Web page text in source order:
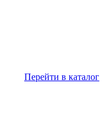
Перейти в каталог